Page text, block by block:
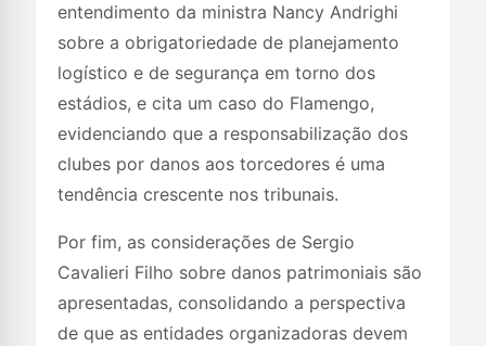
entendimento da ministra Nancy Andrighi
sobre a obrigatoriedade de planejamento
logístico e de segurança em torno dos
estádios, e cita um caso do Flamengo,
evidenciando que a responsabilização dos
clubes por danos aos torcedores é uma
tendência crescente nos tribunais.
Por fim, as considerações de Sergio
Cavalieri Filho sobre danos patrimoniais são
apresentadas, consolidando a perspectiva
de que as entidades organizadoras devem